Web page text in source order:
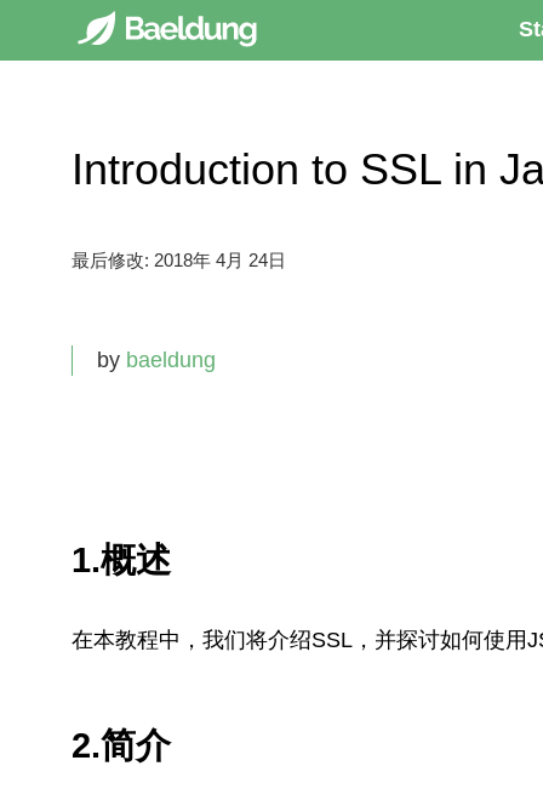
Introduction to SSL in
最后修改: 2018年 4月 24日
by baeldung
1.概述
在本教程中，我们将介绍SSL，并探讨如何使用
2.简介